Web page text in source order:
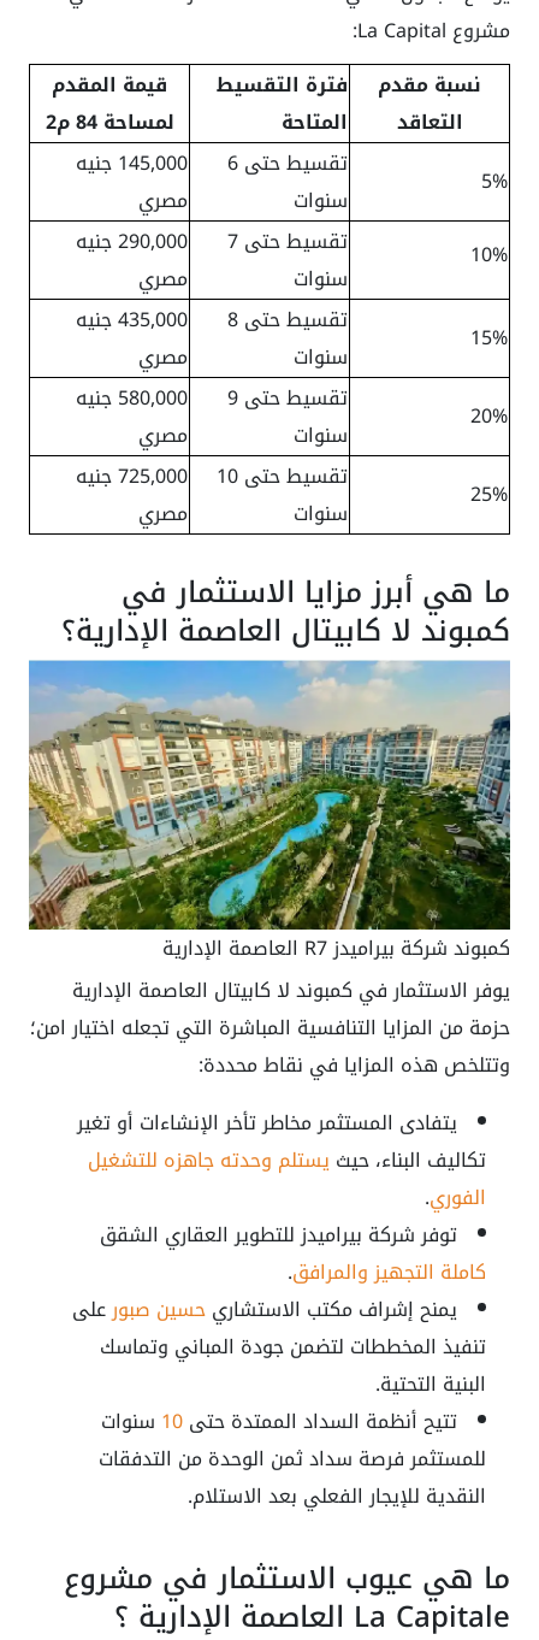
مشروع La Capital:
نسبة مقدم
التعاقد
فترة التقسيط
المتاحة
قيمة المقدم
لمساحة 84 م2
5%
تقسيط حتى 6
سنوات
145,000 جنيه
مصري
10%
تقسيط حتى 7
سنوات
290,000 جنيه
مصري
15%
تقسيط حتى 8
سنوات
435,000 جنيه
مصري
20%
تقسيط حتى 9
سنوات
580,000 جنيه
مصري
25%
تقسيط حتى 10
سنوات
725,000 جنيه
مصري
ما هي أبرز مزايا الاستثمار في
كمبوند لا كابيتال العاصمة الإدارية؟
كمبوند شركة بيراميدز R7 العاصمة الإدارية
يوفر الاستثمار في كمبوند لا كابيتال العاصمة الإدارية
حزمة من المزايا التنافسية المباشرة التي تجعله اختيار امن؛
وتتلخص هذه المزايا في نقاط محددة:
يتفادى المستثمر مخاطر تأخر الإنشاءات أو تغير
تكاليف البناء، حيثيستلم وحدته جاهزه للتشغيل
الفوري.
توفر شركة بيراميدز للتطوير العقاري الشقق
كاملة التجهيز والمرافق.
يمنح إشراف مكتب الاستشاريحسين صبورعلى
تنفيذ المخططات لتضمن جودة المباني وتماسك
البنية التحتية.
تتيح أنظمة السداد الممتدة حتى10 سنوات
للمستثمر فرصة سداد ثمن الوحدة من التدفقات
النقدية للإيجار الفعلي بعد الاستلام.
ما هي عيوب الاستثمار في مشروع
La Capitale العاصمة الإدارية ؟